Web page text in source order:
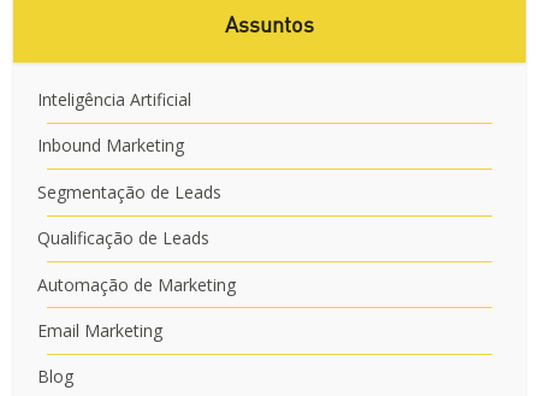
Assuntos
Inteligência Artificial
Inbound Marketing
Segmentação de Leads
Qualificação de Leads
Automação de Marketing
Email Marketing
Blog